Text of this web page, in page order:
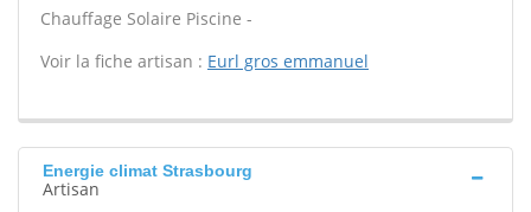
Chauffage Solaire Piscine -
Voir la fiche artisan : Eurl gros emmanuel
Energie climat Strasbourg
Artisan